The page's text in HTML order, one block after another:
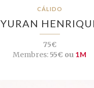
CÁLIDO
YURAN
75€
Membres:55€ ou 1M